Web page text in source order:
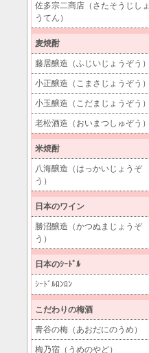
佐多宗二商店（さたそうじしょ
うてん）
麦焼酎
藤居醸造（ふじいじょうぞう）
小正醸造（こまさじょうぞう）
小玉醸造（こだまじょうぞう）
老松酒造（おいまつしゅぞう）
米焼酎
八海醸造（はっかいじょうぞ
う）
日本のワイン
勝沼醸造（かつぬまじょうぞ
う）
日本のｼｰﾄﾞﾙ
ｼｰﾄﾞﾙﾛﾝﾛﾝ
こだわりの梅酒
青谷の梅（あおだにのうめ）
梅乃宿（うめのやど）